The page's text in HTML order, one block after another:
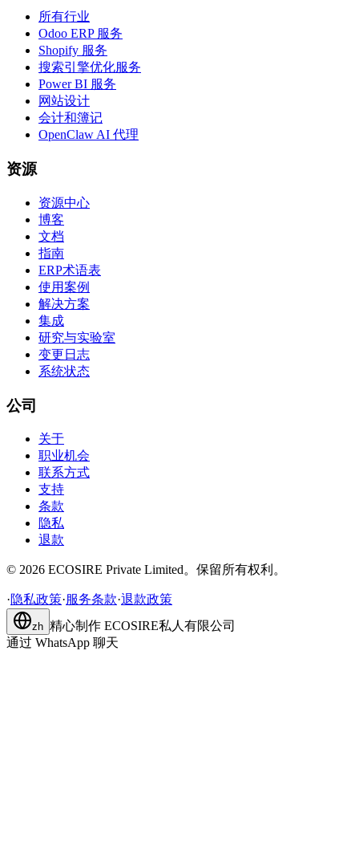
所有行业
Odoo ERP 服务
Shopify 服务
搜索引擎优化服务
Power BI 服务
网站设计
会计和簿记
OpenClaw AI 代理
资源
资源中心
博客
文档
指南
ERP术语表
使用案例
解决方案
集成
研究与实验室
变更日志
系统状态
公司
关于
职业机会
联系方式
支持
条款
隐私
退款
© 2026 ECOSIRE Private Limited。保留所有权利。
·隐私政策·服务条款·退款政策
zh 精心制作 ECOSIRE私人有限公司
通过 WhatsApp 聊天